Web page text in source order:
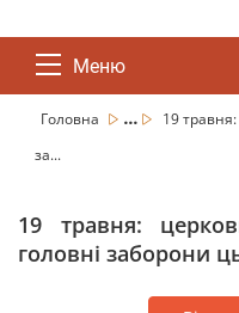
Меню
Головна ...
19
за...
19 травня:
головні заборони